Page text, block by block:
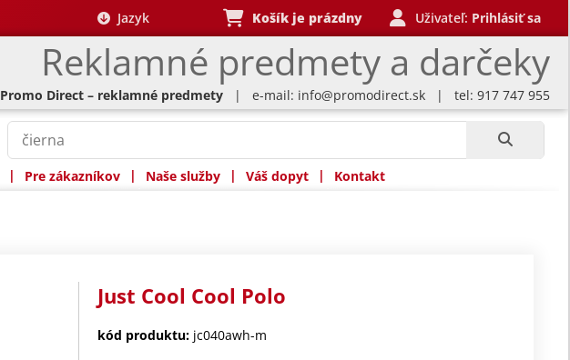
Reklamné predmety a darčeky
Jazyk Košík je prázdny Uživateľ: Prihlásiť sa
Promo Direct – reklamné predmety | e-mail: info@promodirect.sk | tel: 917 747 955
| Pre zákazníkov | Naše služby | Váš dopyt | Kontakt
Just Cool Cool Polo
kód produktu: jc040awh-m